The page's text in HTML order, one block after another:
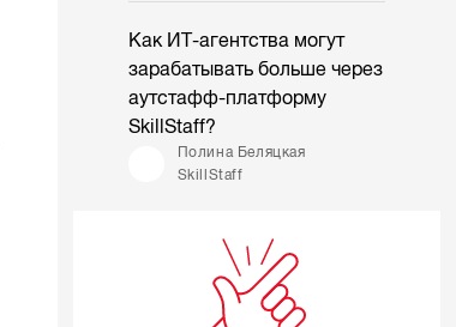
Как ИТ-агентства могут
зарабатывать больше через
аутстафф-платформу
SkillStaff?
Полина Беляцкая
SkillStaff